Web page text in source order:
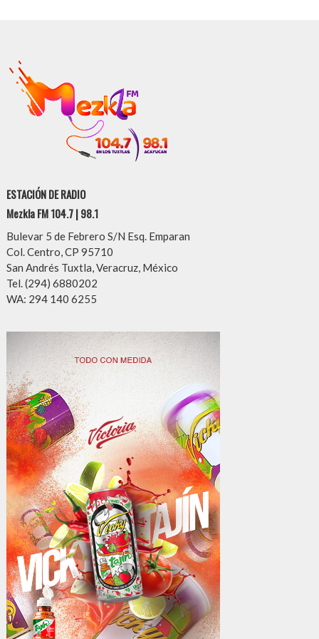
ESTACIÓN DE RADIO
Mezkla FM 104.7 | 98.1
Bulevar 5 de Febrero S/N Esq. Emparan
Col. Centro, CP 95710
San Andrés Tuxtla, Veracruz, México
Tel. (294) 6880202
WA: 294 140 6255